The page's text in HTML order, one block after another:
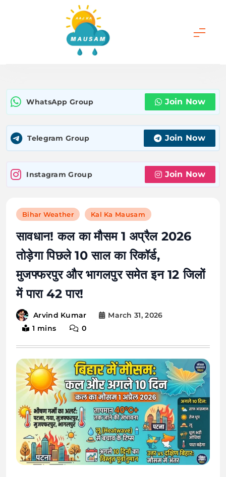
आज का मौसम | कल का
मौसम की जानकारी सबसे
WhatsApp Group Join Now
Telegram Group Join Now
Instagram Group Join Now
Bihar Weather Kal Ka Mausam
सावधान! कल का मौसम 1 अप्रैल 2026
तोड़ेगा पिछले 10 साल का रिकॉर्ड,
मुजफ्फरपुर और भागलपुर समेत इन 12 जिलों
में पारा 42 पार!
Arvind Kumar
March 31, 2026
1 mins
0